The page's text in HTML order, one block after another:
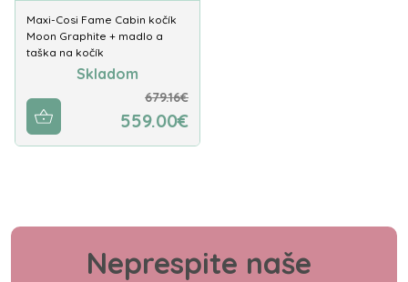
Maxi-Cosi Fame Cabin kočík
Moon Graphite + madlo a
taška na kočík
Skladom
679.16€
559.00€
Neprespite naše